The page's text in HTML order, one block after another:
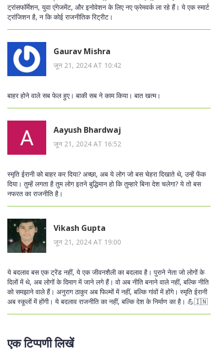
ट्रांसफॉर्मेशन, युवा एंगेजमेंट, और इनोवेशन के लिए नए फ्रेमवर्क ला रहे हैं। ये एक स्मार्ट
ट्रांजिशन है, न कि कोई राजनीतिक रिट्रीट।
Gaurav Mishra
जून 21, 2024 AT 10:42
बाहर होने वाले सब फेल हुए। बाकी सब ने काम किया। बात खत्म।
Aayush Bhardwaj
जून 21, 2024 AT 16:52
स्मृति ईरानी को बाहर कर दिया? अच्छा, अब ये लोग जो बस चेहरा दिखाते थे, उन्हें फेंक
दिया। तुम्हें लगता है तुम लोग इतने बुद्धिमान हो कि तुम्हारे बिना देश चलेगा? ये तो बस
नफरत का राजनीति है।
Vikash Gupta
जून 21, 2024 AT 19:00
ये बदलाव बस एक ट्रेंड नहीं, ये एक जीवनशैली का बदलाव है। पुराने नेता जो लोगों के
दिलों में थे, अब लोगों के दिमाग में जाने लगे हैं। वो अब नीति बनाने वाले नहीं, बल्कि नीति
को समझाने वाले हैं। अनुराग ठाकुर अब फिल्मों में नहीं, बल्कि गांवों में होंगे। स्मृति ईरानी
अब स्कूलों में होंगी। ये बदलाव राजनीति का नहीं, बल्कि देश के निर्माण का है। 💪🇮🇳
एक टिप्पणी लिखें